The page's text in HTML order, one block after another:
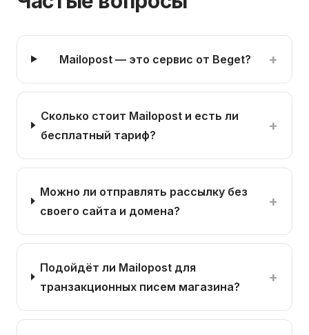
Mailopost — это сервис от Beget? +
Сколько стоит Mailopost и есть ли
бесплатный тариф?
+
Можно ли отправлять рассылку без
своего сайта и домена?
+
Подойдёт ли Mailopost для
транзакционных писем магазина?
+